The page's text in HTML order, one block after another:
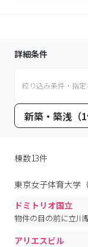
詳細条件
絞り込み条件・指定
新築・築浅（1
棟数13件
東京女子体育大学（
ドミトリオ国立
物件の目の前に立
アリエスビル